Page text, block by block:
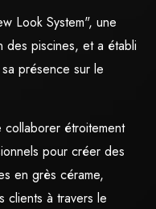
Look System", une
des piscines, et a établi
présence sur le
étroitement
pour créer des
en grès cérame,
clients à travers le